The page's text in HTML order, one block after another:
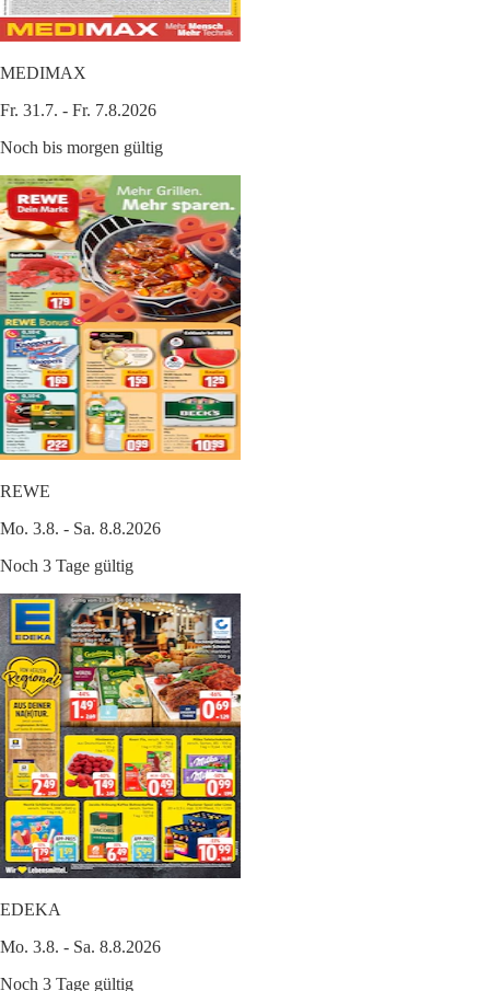
MEDIMAX
Fr. 31.7. - Fr. 7.8.2026
Noch bis morgen gültig
REWE
Mo. 3.8. - Sa. 8.8.2026
Noch 3 Tage gültig
EDEKA
Mo. 3.8. - Sa. 8.8.2026
Noch 3 Tage gültig